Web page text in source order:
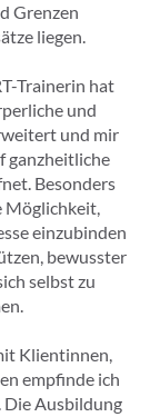
Grenzen
liegen.
Trainerin hat
und
und mir
ganzheitliche
Besonders
Möglichkeit,
einzubinden
bewusster
selbst zu
Klientinnen,
empfinde ich
Die Ausbildung